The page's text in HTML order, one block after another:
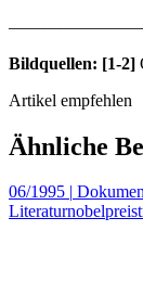
Bildquellen: [1-2]
Artikel empfehlen
Ähnliche
06/1995 |